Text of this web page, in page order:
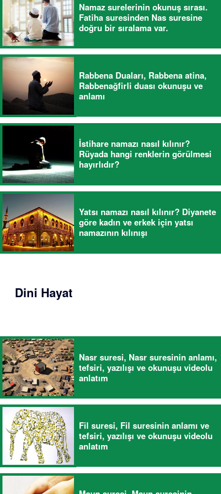
Namaz surelerinin okunuş sırası.
Fatiha suresinden Nas suresine
doğru bir sıralama var.
Rabbena Duaları, Rabbena atina,
Rabbenağfirli duası okunuşu ve
anlamı
İstihare namazı nasıl kılınır?
Rüyada hangi renklerin görülmesi
hayırlıdır?
Yatsı namazı nasıl kılınır? Diyanete
göre kadın ve erkek için yatsı
namazının kılınışı
Dini Hayat
Nasr suresi, Nasr suresinin anlamı,
tefsiri, yazılışı ve okunuşu videolu
anlatım
Fil suresi, Fil suresinin anlamı ve
tefsiri, yazılışı ve okunuşu videolu
anlatım